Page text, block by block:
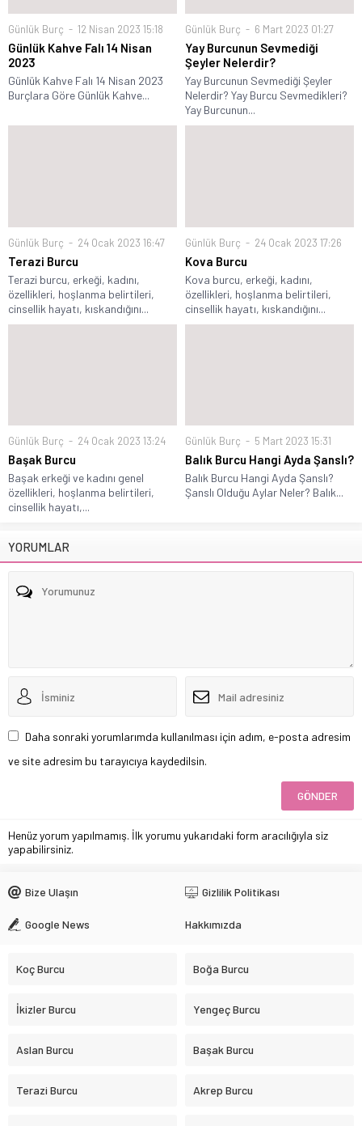
Günlük Burç 12 Nisan 2023 15:18
Günlük Kahve Falı 14 Nisan
2023
Günlük Kahve Falı 14 Nisan 2023
Burçlara Göre Günlük Kahve...
Günlük Burç 6 Mart 2023 01:27
Yay Burcunun Sevmediği
Şeyler Nelerdir?
Yay Burcunun Sevmediği Şeyler
Nelerdir? Yay Burcu Sevmedikleri?
Yay Burcunun...
Günlük Burç 24 Ocak 2023 16:47
Terazi Burcu
Terazi burcu, erkeği, kadını,
özellikleri, hoşlanma belirtileri,
cinsellik hayatı, kıskandığını...
Günlük Burç 24 Ocak 2023 17:26
Kova Burcu
Kova burcu, erkeği, kadını,
özellikleri, hoşlanma belirtileri,
cinsellik hayatı, kıskandığını...
Günlük Burç 24 Ocak 2023 13:24
Başak Burcu
Başak erkeği ve kadını genel
özellikleri, hoşlanma belirtileri,
cinsellik hayatı,...
Günlük Burç 5 Mart 2023 15:31
Balık Burcu Hangi Ayda Şanslı?
Balık Burcu Hangi Ayda Şanslı?
Şanslı Olduğu Aylar Neler? Balık...
YORUMLAR
Daha sonraki yorumlarımda kullanılması için adım, e-posta adresim
ve site adresim bu tarayıcıya kaydedilsin.
Henüz yorum yapılmamış. İlk yorumu yukarıdaki form aracılığıyla siz
yapabilirsiniz.
Bize Ulaşın Gizlilik Politikası
Google News Hakkımızda
Koç Burcu Boğa Burcu
İkizler Burcu Yengeç Burcu
Aslan Burcu Başak Burcu
Terazi Burcu Akrep Burcu